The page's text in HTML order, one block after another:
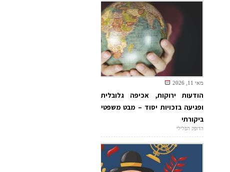
מאי 11, 2026
הודעות ירוקות, אכיפה גלובלית
ופגיעה בזכויות יסוד – מבט משפטי
ביקורתי
הדופק הפלילי